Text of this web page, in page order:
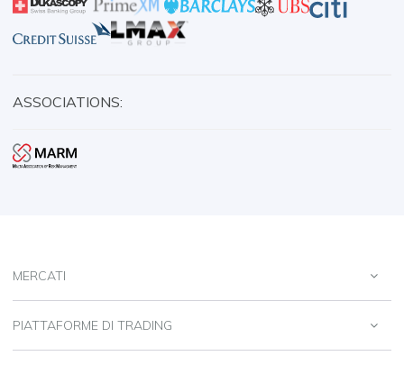
ASSOCIATIONS:
MERCATI
PIATTAFORME DI TRADING